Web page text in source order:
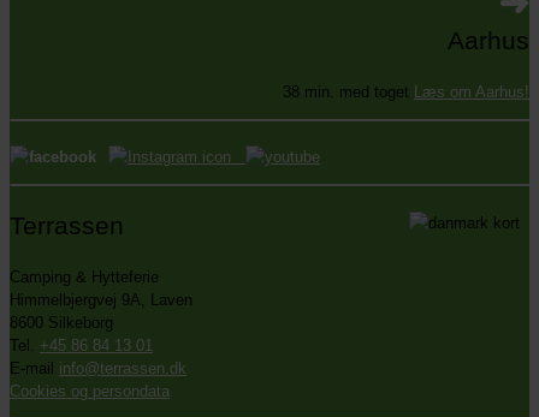
Aarhus
38 min. med toget Læs om Aarhus!
Terrassen
Camping & Hytteferie
Himmelbjergvej 9A, Laven
8600 Silkeborg
Tel. +45 86 84 13 01
E-mail info@terrassen.dk
Cookies og persondata